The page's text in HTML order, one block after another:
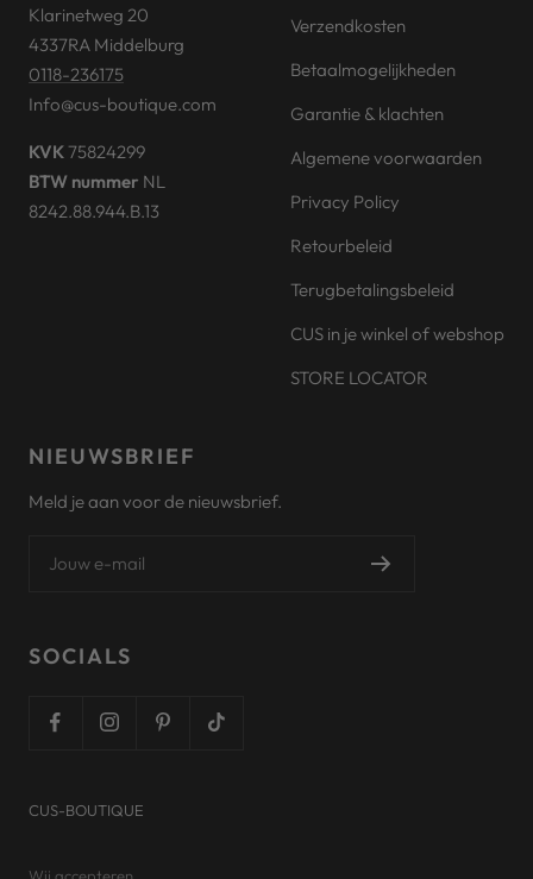
Klarinetweg 20
4337RA Middelburg
0118-236175
Info@cus-boutique.com
KVK75824299
BTW nummer NL
8242.88.944.B.13
Verzendkosten
Betaalmogelijkheden
Garantie & klachten
Algemene voorwaarden
Privacy Policy
Retourbeleid
Terugbetalingsbeleid
CUS in je winkel of webshop
STORE LOCATOR
NIEUWSBRIEF
Meld je aan voor de nieuwsbrief.
Jouw e-mail
SOCIALS
CUS-BOUTIQUE
Wij accepteren